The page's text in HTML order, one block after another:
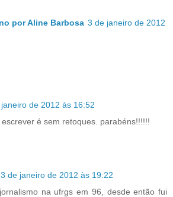
por Aline Barbosa 3 de janeiro de 2012
de 2012 às 16:52
é sem retoques. parabéns!!!!!!
3 de janeiro de 2012 às 19:22
na ufrgs em 96, desde então fui